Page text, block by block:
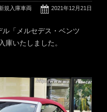
2021年12月21日
規入庫車両
ル「メルセデス・ベンツ
いたしました。